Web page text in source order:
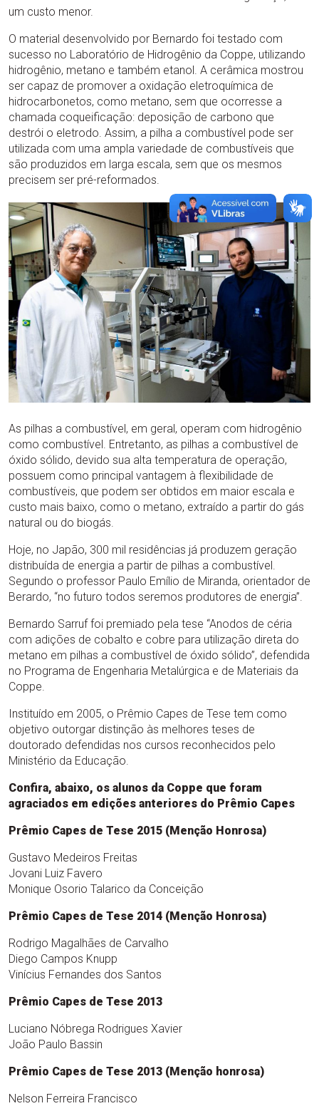
um custo menor.
O material desenvolvido por Bernardo foi testado com
sucesso no Laboratório de Hidrogênio da Coppe, utilizando
hidrogênio, metano e também etanol. A cerâmica mostrou
ser capaz de promover a oxidação eletroquímica de
hidrocarbonetos, como metano, sem que ocorresse a
chamada coqueificação: deposição de carbono que
destrói o eletrodo. Assim, a pilha a combustível pode ser
utilizada com uma ampla variedade de combustíveis que
são produzidos em larga escala, sem que os mesmos
precisem ser pré-reformados.
As pilhas a combustível, em geral, operam com hidrogênio
como combustível. Entretanto, as pilhas a combustível de
óxido sólido, devido sua alta temperatura de operação,
possuem como principal vantagem à flexibilidade de
combustíveis, que podem ser obtidos em maior escala e
custo mais baixo, como o metano, extraído a partir do gás
natural ou do biogás.
Hoje, no Japão, 300 mil residências já produzem geração
distribuída de energia a partir de pilhas a combustível.
Segundo o professor Paulo Emílio de Miranda, orientador de
Berardo, “no futuro todos seremos produtores de energia”.
Bernardo Sarruf foi premiado pela tese “Anodos de céria
com adições de cobalto e cobre para utilização direta do
metano em pilhas a combustível de óxido sólido”, defendida
no Programa de Engenharia Metalúrgica e de Materiais da
Coppe.
Instituído em 2005, o Prêmio Capes de Tese tem como
objetivo outorgar distinção às melhores teses de
doutorado defendidas nos cursos reconhecidos pelo
Ministério da Educação.
Confira, abaixo, os alunos da Coppe que foram
agraciados em edições anteriores do Prêmio Capes
Prêmio Capes de Tese 2015 (Menção Honrosa)
Gustavo Medeiros Freitas
Jovani Luiz Favero
Monique Osorio Talarico da Conceição
Prêmio Capes de Tese 2014 (Menção Honrosa)
Rodrigo Magalhães de Carvalho
Diego Campos Knupp
Vinícius Fernandes dos Santos
Prêmio Capes de Tese 2013
Luciano Nóbrega Rodrigues Xavier
João Paulo Bassin
Prêmio Capes de Tese 2013 (Menção honrosa)
Nelson Ferreira Francisco